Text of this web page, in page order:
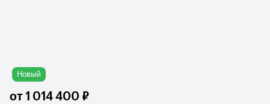
Новый
от1 014 400 ₽